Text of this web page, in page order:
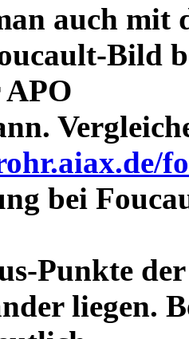
auch mit
Bild
bei
Punkte
liegen.